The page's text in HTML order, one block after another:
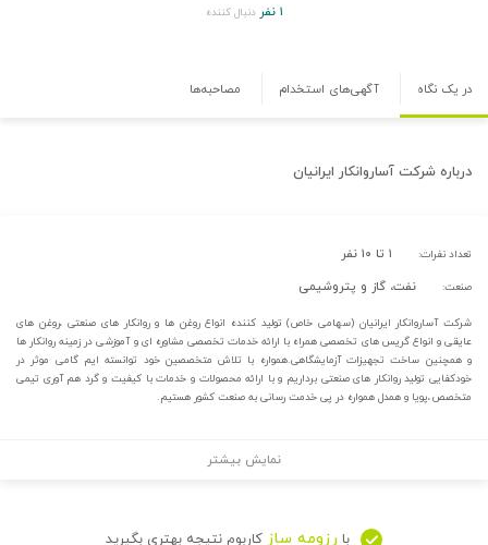
۱ نفر دنبال کننده
در یک نگاه آگهی‌های استخدام مصاحبه‌ها
درباره شرکت آساروانکار ایرانیان
تعداد نفرات: ۱ تا ۱۰ نفر
صنعت: نفت، گاز و پتروشیمی
شرکت آساروانکار ایرانیان (سهامی خاص) تولید کننده انواع روغن ها و روانکار های صنعتی ،روغن های
عایقی و انواع گریس های تخصصی همراه با ارائه خدمات تخصصی مشاوره ای و آموزشی در زمینه روانکار ها
و همچنین ساخت تجهیزات آزمایشگاهی.همواره با تلاش متخصصین خود توانسته ایم گامی موثر در
خودکفایی تولید روانکار های صنعتی برداریم و با ارائه محصولات و خدمات با کیفیت و گرد هم آوری تیمی
متخصص،پویا و همدل همواره در پی خدمت رسانی به صنعت کشور هستیم.
نمایش بیشتر
با رزومه ساز کاربوم نتیجه بهتری بگیرید